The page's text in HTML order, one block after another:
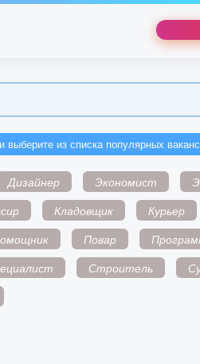
из списка популярных
Дизайнер Экономист
Кладовщик Курьер
Повар
Строитель